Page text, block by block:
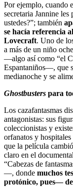
Por ejemplo, cuando
secretaria Jannine
ustedes?”; también
se hacía referencia
Lovecraft. Uno de
a más de un niño
—algo así como “el
Espantaniños—, que
medianoche y se
Ghostbusters para
Los cazafantasmas
antagonistas: sus
coleccionistas y
orfanatos y
que la película
claro en el documental
“Cabezas de
—, donde muchos
protónico, pues—